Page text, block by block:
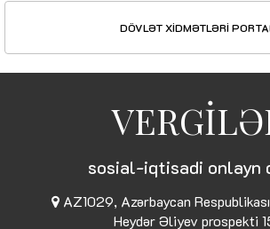
DÖVLƏT XİDMƏTLƏRİ
sosial-iqtisadi onlayn
AZ1029, Azərbaycan
Heydər Əliyev prospekti